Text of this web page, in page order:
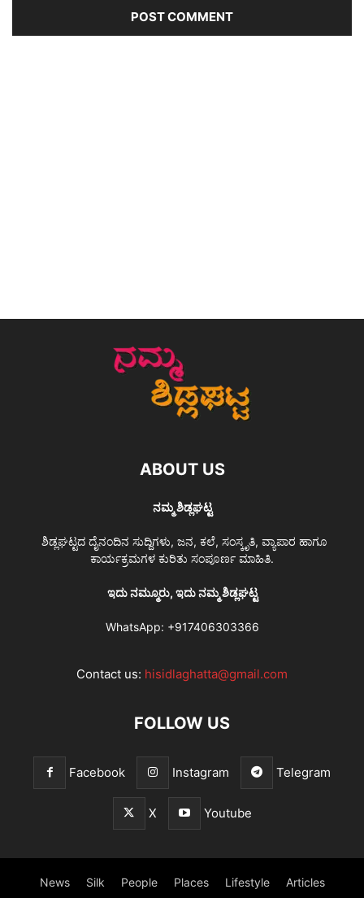
ABOUT US
ನಮ್ಮ ಶಿಡ್ಲಘಟ್ಟ
ಶಿಡ್ಲಘಟ್ಟದ ದೈನಂದಿನ ಸುದ್ದಿಗಳು, ಜನ, ಕಲೆ, ಸಂಸ್ಕೃತಿ, ವ್ಯಾಪಾರ ಹಾಗೂ
ಕಾರ್ಯಕ್ರಮಗಳ ಕುರಿತು ಸಂಪೂರ್ಣ ಮಾಹಿತಿ.
ಇದು ನಮ್ಮೂರು, ಇದು ನಮ್ಮ ಶಿಡ್ಲಘಟ್ಟ
WhatsApp: +917406303366
Contact us: hisidlaghatta@gmail.com
FOLLOW US
Facebook Instagram Telegram
X Youtube
News Silk People Places Lifestyle Articles